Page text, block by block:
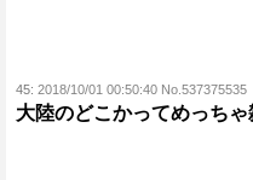
45: 2018/10/01 00:50:40 No.537375535
大陸のどこかってめっち